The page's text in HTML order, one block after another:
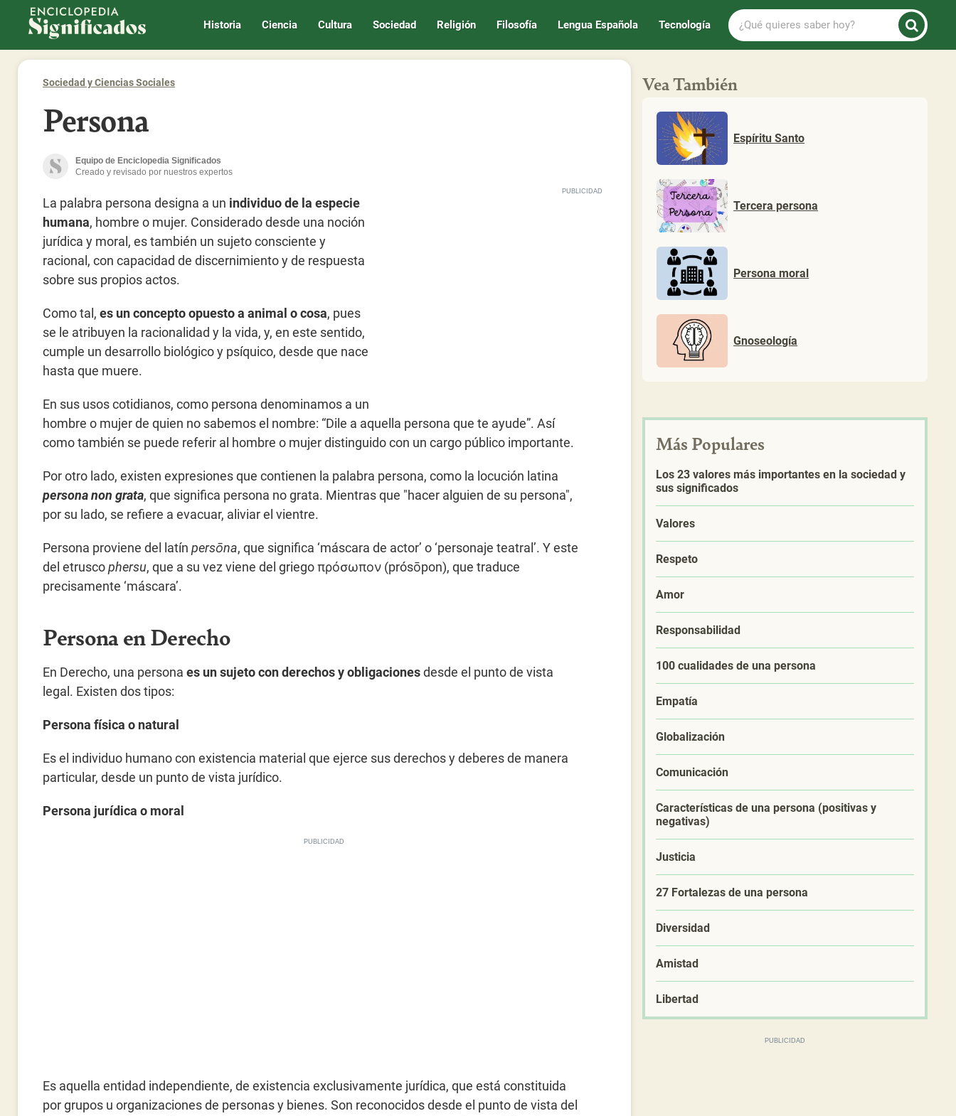
Enciclopedia Significados
Historia Ciencia Cultura Sociedad Religión Filosofía Lengua Española Tecnología
¿Qué
quieres
saber
Sociedad y Ciencias Sociales
Persona
Equipo de Enciclopedia Significados
Creado y revisado por nuestros expertos
La palabra persona designa a un individuo de la especie
humana, hombre o mujer. Considerado desde una noción
jurídica y moral, es también un sujeto consciente y
racional, con capacidad de discernimiento y de respuesta
sobre sus propios actos.
Como tal, es un concepto opuesto a animal o cosa, pues
se le atribuyen la racionalidad y la vida, y, en este sentido,
cumple un desarrollo biológico y psíquico, desde que nace
hasta que muere.
En sus usos cotidianos, como persona denominamos a un
hombre o mujer de quien no sabemos el nombre: “Dile a aquella persona que te ayude”. Así
como también se puede referir al hombre o mujer distinguido con un cargo público importante.
Por otro lado, existen expresiones que contienen la palabra persona, como la locución latina
persona non grata, que significa persona no grata. Mientras que "hacer alguien de su persona",
por su lado, se refiere a evacuar, aliviar el vientre.
Persona proviene del latín persōna, que significa ‘máscara de actor’ o ‘personaje teatral’. Y este
del etruscophersu, que a su vez viene del griego πρόσωπον (prósōpon), que traduce
precisamente ‘máscara’.
Persona en Derecho
En Derecho, una persona es un sujeto con derechos y obligacionesdesde el punto de vista
legal. Existen dos tipos:
Persona física o natural
Es el individuo humano con existencia material que ejerce sus derechos y deberes de manera
particular, desde un punto de vista jurídico.
Persona jurídica o moral
Es aquella entidad independiente, de existencia exclusivamente jurídica, que está constituida
por grupos u organizaciones de personas y bienes. Son reconocidos desde el punto de vista del
Vea También
Espíritu Santo
Tercera persona
Persona moral
Gnoseología
Más Populares
Los 23 valores más importantes en la sociedad y
sus significados
Valores
Respeto
Amor
Responsabilidad
100 cualidades de una persona
Empatía
Globalización
Comunicación
Características de una persona (positivas y
negativas)
Justicia
27 Fortalezas de una persona
Diversidad
Amistad
Libertad